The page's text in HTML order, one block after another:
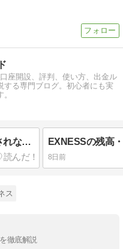
座開設、評判、使い方、出金ル
する専門ブログ。初心者にも実
EXNESSの住所確認書類が承認されない原因は？ 使える書類と再提出の注意点
8日前
ス
徹底解説